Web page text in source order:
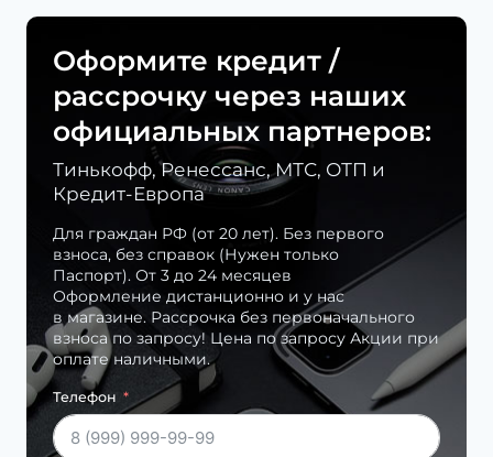
Оформите кредит /
рассрочку через наших
официальных партнеров:
Тинькофф, Ренессанс, МТС, ОТП и
Кредит-Европа
Для граждан РФ (от 20 лет). Без первого
взноса, без справок (Нужен только
Паспорт). От 3 до 24 месяцев
Оформление дистанционно и у нас
в магазине. Рассрочка без первоначального
взноса по запросу! Цена по запросу Акции при
оплате наличными.
Телефон